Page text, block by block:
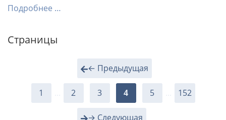
Подробнее …
Страницы
← Предыдущая
1 2 3 4 5 152
→ Следующая